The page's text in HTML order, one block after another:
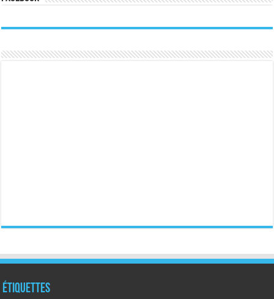
Étiquettes